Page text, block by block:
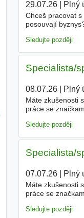
29.07.26| Plný
Chceš pracovat
posouvají
Sledujte později
Specialista/
08.07.26| Plný
Máte zkušenosti
práce se
Sledujte později
Specialista/
07.07.26| Plný
Máte zkušenosti
práce se
Sledujte později